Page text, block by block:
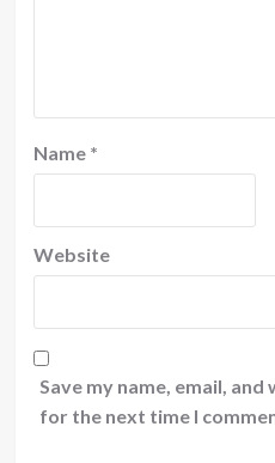
Name *
Website
Save my name, email,
for the next time I